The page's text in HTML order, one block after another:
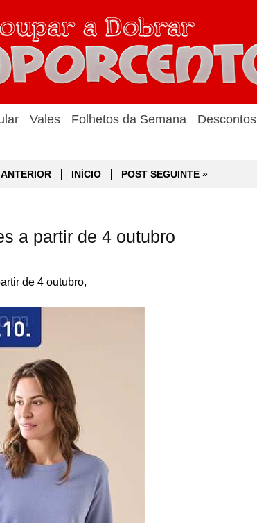
Vales Folhetos da Semana Descontos
INÍCIO POST SEGUINTE »
a partir de 4 outubro
de 4 outubro,